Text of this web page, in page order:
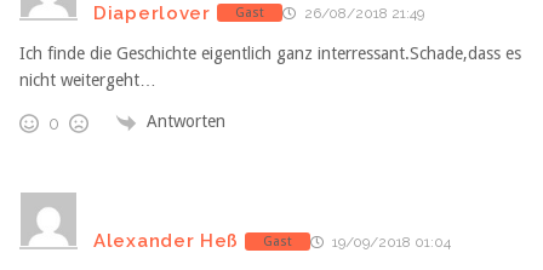
Diaperlover Gast 26/08/2018 21:49
Ich finde die Geschichte eigentlich ganz interressant.Schade,dass es
nicht weitergeht…
0 Antworten
Alexander Heß Gast 19/09/2018 01:04